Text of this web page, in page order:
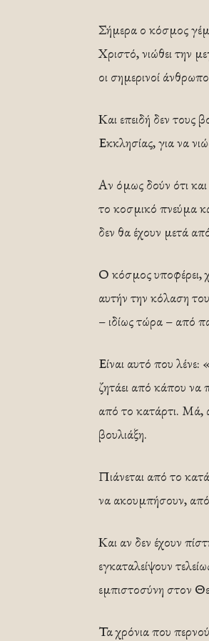
Σήμερα ο κόσμος
Χριστό, νιώθει την
οι σημερινοί
Και επειδή δεν τους
Εκκλησίας, για να
Αν όμως δούν ότι και
το κοσμικό πνεύμα
δεν θα έχουν μετά
Ο κόσμος υποφέρει,
αυτήν την κόλαση
– ιδίως τώρα – από
Είναι αυτό που λένε:
ζητάει από κάπου να
από το κατάρτι. Μά,
βουλιάξη.
Πιάνεται από το
να ακουμπήσουν,
Και αν δεν έχουν
εγκαταλείψουν
εμπιστοσύνη στον
Τα χρόνια που